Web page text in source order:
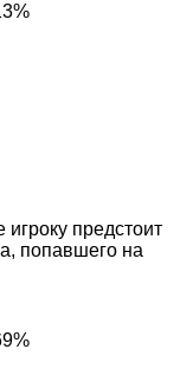
предстоит
попавшего на